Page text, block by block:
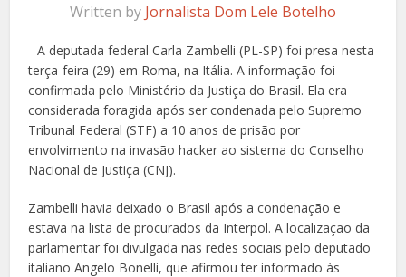
Written by Jornalista Dom Lele Botelho
A deputada federal Carla Zambelli (PL-SP) foi presa nesta
terça-feira (29) em Roma, na Itália. A informação foi
confirmada pelo Ministério da Justiça do Brasil. Ela era
considerada foragida após ser condenada pelo Supremo
Tribunal Federal (STF) a 10 anos de prisão por
envolvimento na invasão hacker ao sistema do Conselho
Nacional de Justiça (CNJ).
Zambelli havia deixado o Brasil após a condenação e
estava na lista de procurados da Interpol. A localização da
parlamentar foi divulgada nas redes sociais pelo deputado
italiano Angelo Bonelli, que afirmou ter informado às